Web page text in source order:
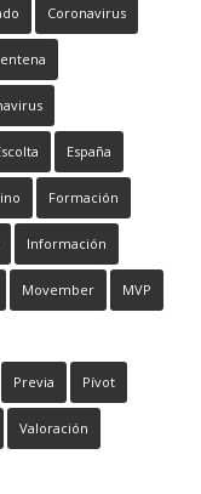
Coronavirus
España
Formación
Información
Movember MVP
Previa Pívot
Valoración